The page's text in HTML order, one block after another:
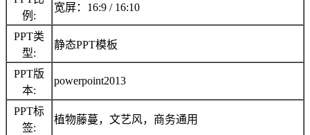
例:
宽屏：16:9 / 16:10
PPT类
型:
静态PPT模板
PPT版
本:
powerpoint2013
PPT标
签:
植物藤蔓，文艺风，商务通用